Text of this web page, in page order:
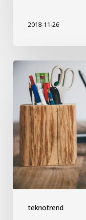
2018-11-26
teknotrend
Teknoloji
Ekiplerinize
Nasıl
İlham
Verirsiniz?